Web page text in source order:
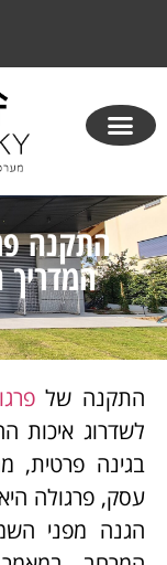
התקנה
התקנה של
לשדרוג איכות
בגינה פרטית,
עסק, פרגולה
הגנה מפני